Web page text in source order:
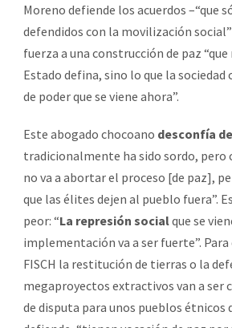
Moreno defiende los acuerdos –“que
defendidos con la movilización
fuerza a una construcción de paz “que
Estado defina, sino lo que la sociedad
de poder que se viene ahora”.
Este abogado chocoano desconfía
tradicionalmente ha sido sordo, pero
no va a abortar el proceso [de paz],
que las élites dejen al pueblo fuera”.
peor: “La represión socialque se
implementación va a ser fuerte”.
FISCH la restitución de tierras o la
megaproyectos extractivos van a ser
de disputa para unos pueblos étnicos